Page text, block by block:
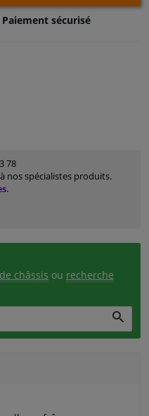
Paiement sécurisé
78
nos spécialistes produits.
châssis ou recherche